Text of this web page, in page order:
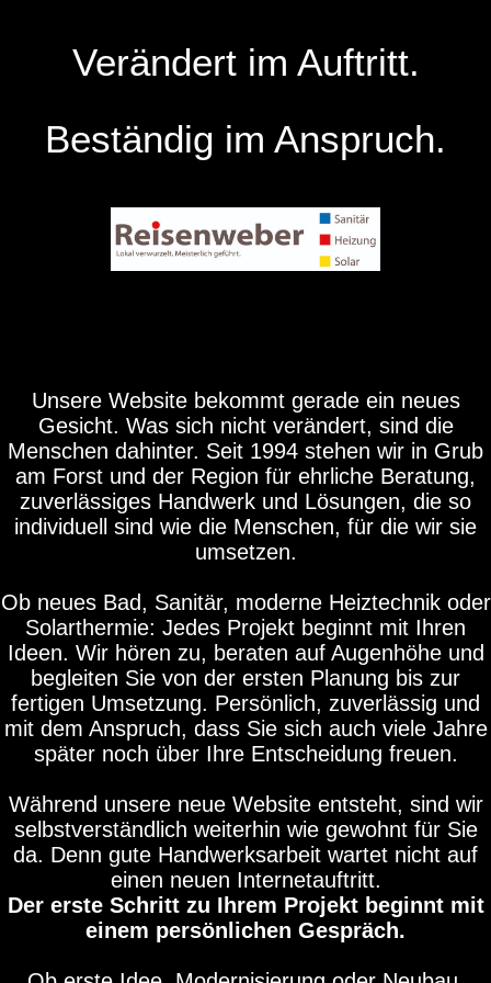
Verändert im Auftritt.
Beständig im Anspruch.
Unsere Website bekommt gerade ein neues
Gesicht. Was sich nicht verändert, sind die
Menschen dahinter. Seit 1994 stehen wir in Grub
am Forst und der Region für ehrliche Beratung,
zuverlässiges Handwerk und Lösungen, die so
individuell sind wie die Menschen, für die wir sie
umsetzen.
Ob neues Bad, Sanitär, moderne Heiztechnik oder
Solarthermie: Jedes Projekt beginnt mit Ihren
Ideen. Wir hören zu, beraten auf Augenhöhe und
begleiten Sie von der ersten Planung bis zur
fertigen Umsetzung. Persönlich, zuverlässig und
mit dem Anspruch, dass Sie sich auch viele Jahre
später noch über Ihre Entscheidung freuen.
Während unsere neue Website entsteht, sind wir
selbstverständlich weiterhin wie gewohnt für Sie
da. Denn gute Handwerksarbeit wartet nicht auf
einen neuen Internetauftritt.
Der erste Schritt zu Ihrem Projekt beginnt mit
einem persönlichen Gespräch.